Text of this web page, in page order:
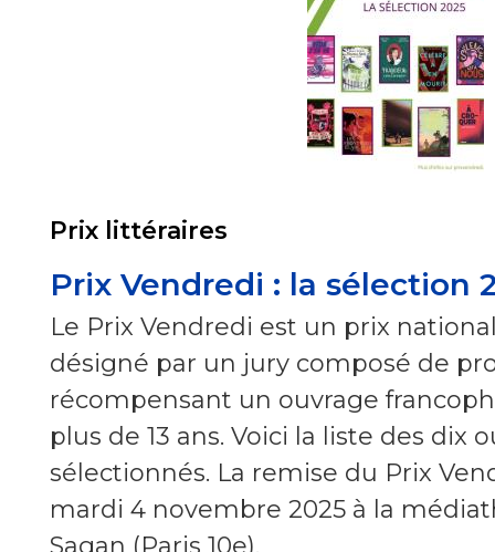
Prix littéraires
Prix Vendredi : la sélection
Le Prix Vendredi est un prix
désigné par un jury composé de
récompensant un ouvrage
plus de 13 ans. Voici la liste des dix
sélectionnés. La remise du Prix
mardi 4 novembre 2025 à la
Sagan (Paris 10e).